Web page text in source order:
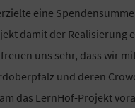
eine
damit der Realisierung
uns sehr, dass wir
und deren
das LernHof-Projekt